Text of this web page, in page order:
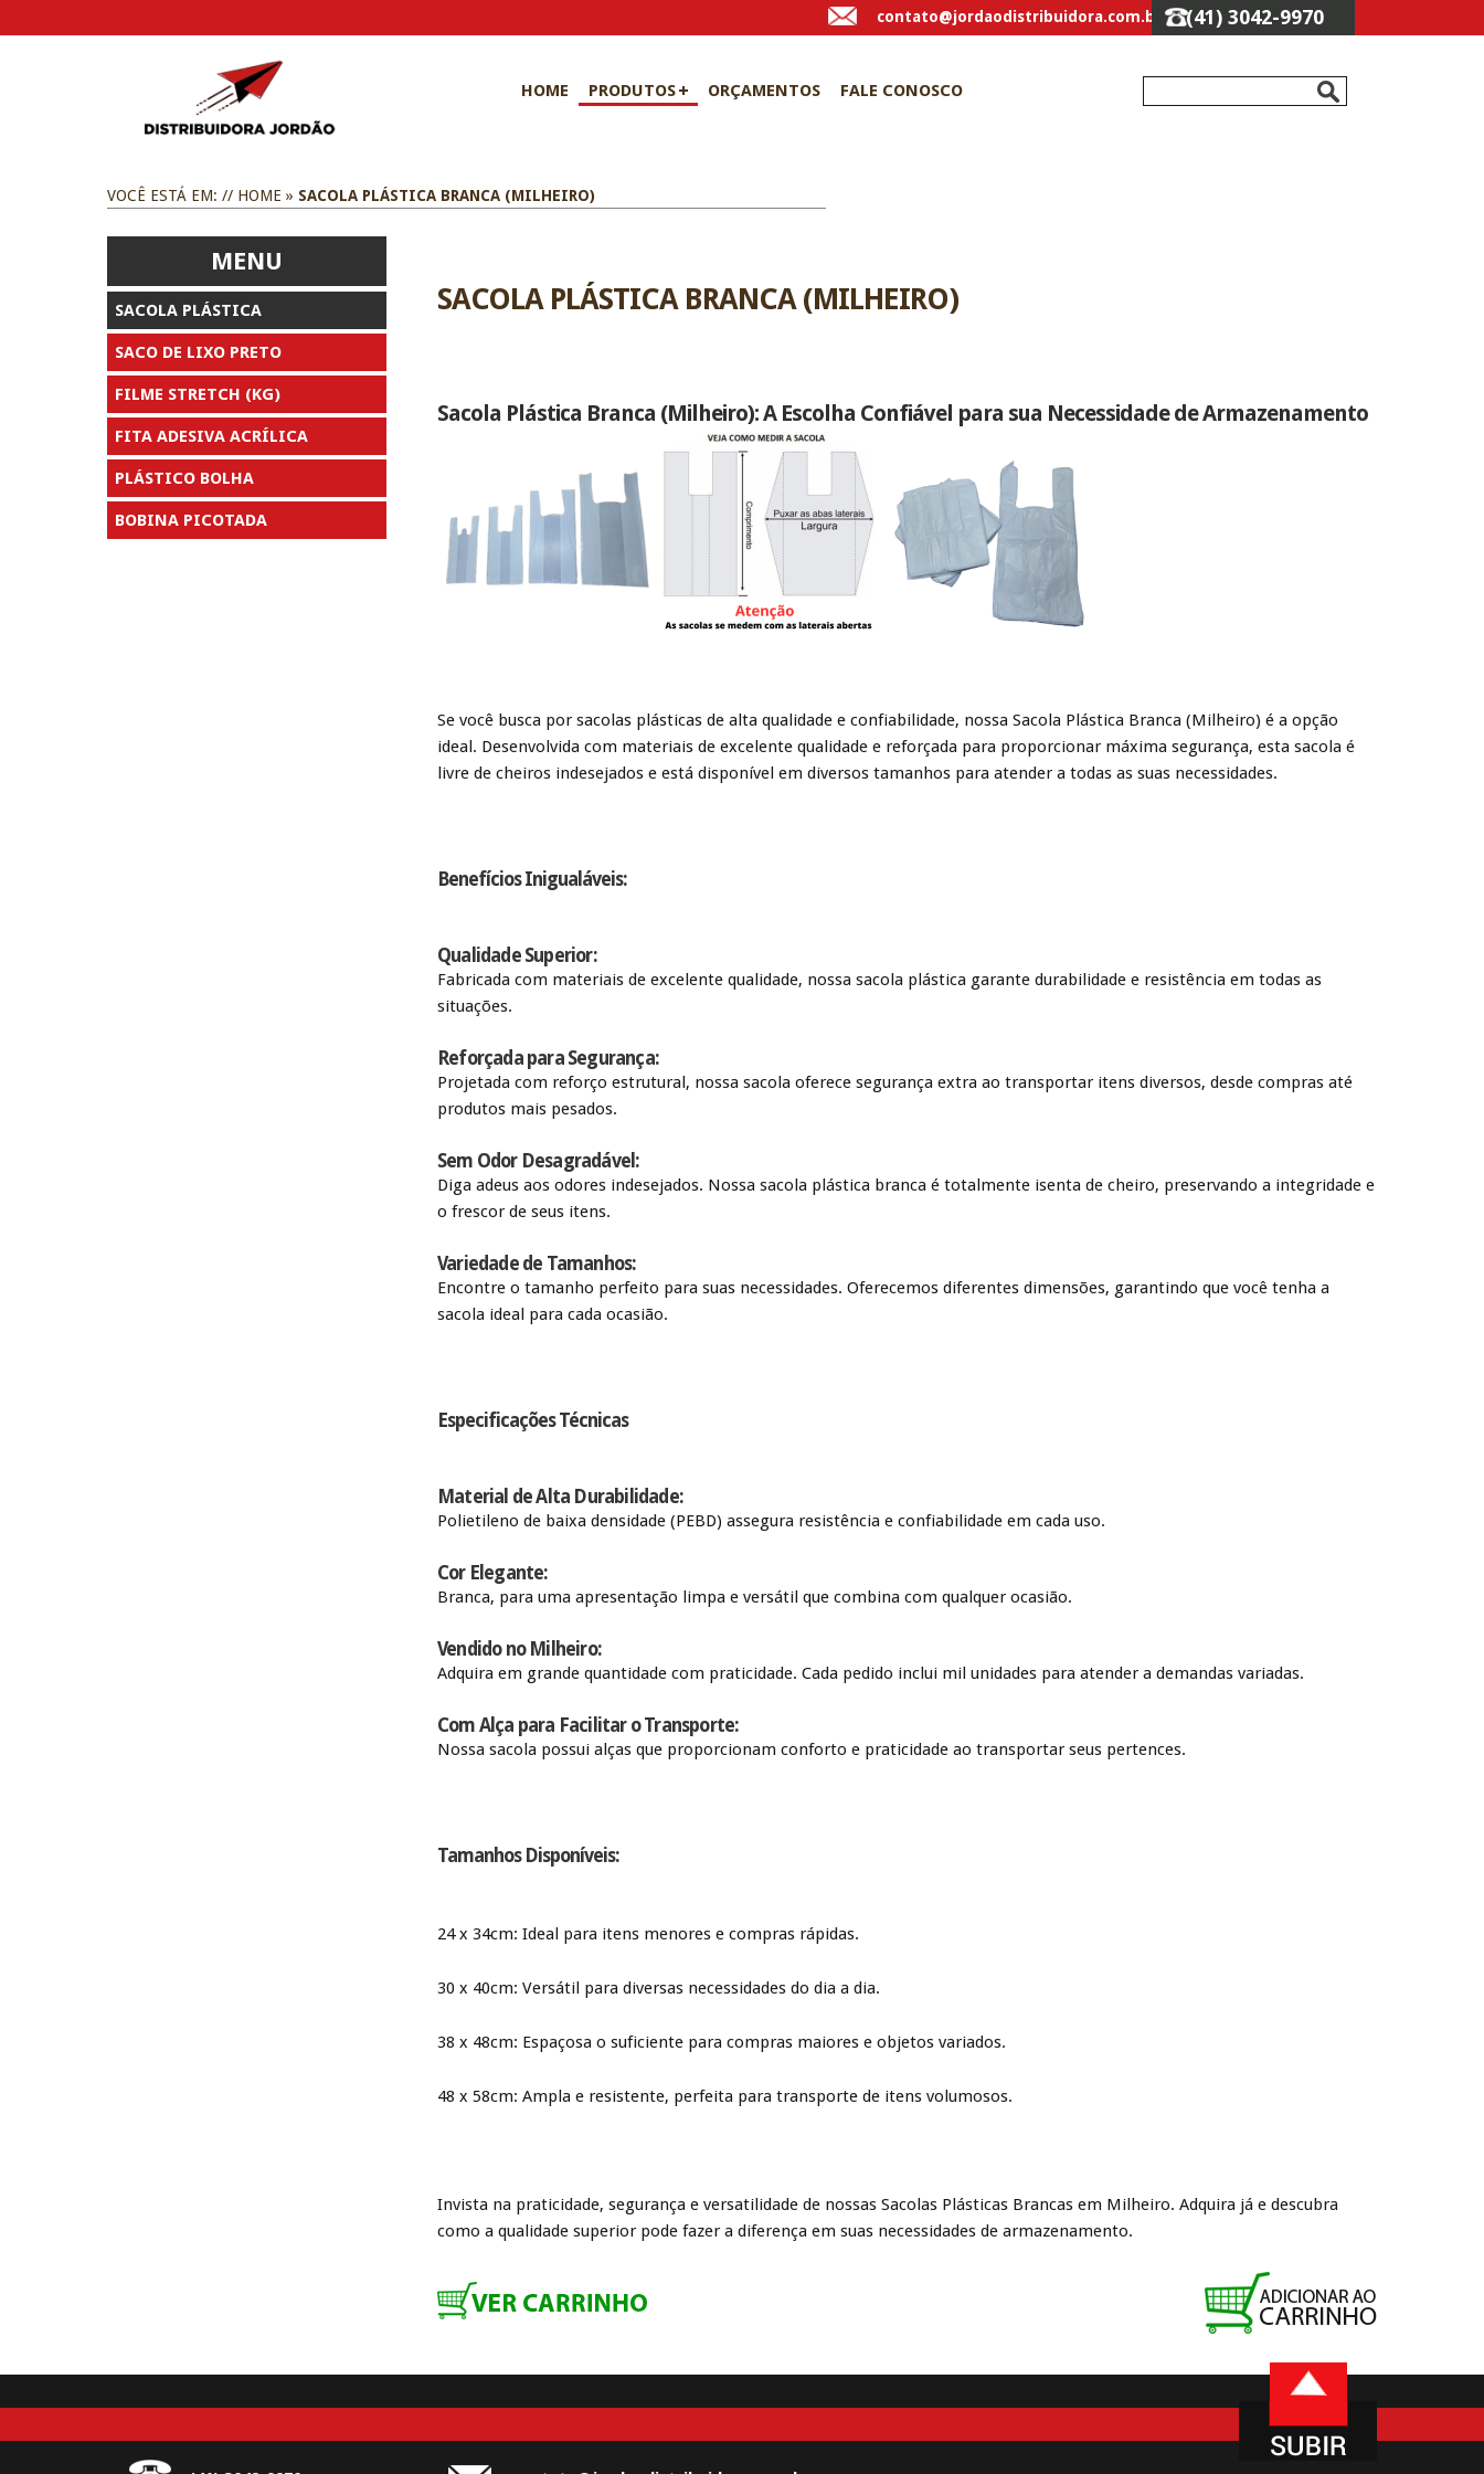
contato@jordaodistribuidora.com.br (41) 3042-9970
HOME PRODUTOS ORÇAMENTOS FALE CONOSCO
VOCÊ ESTÁ EM: // HOME » SACOLA PLÁSTICA BRANCA (MILHEIRO)
MENU
SACOLA PLÁSTICA
SACO DE LIXO PRETO
FILME STRETCH (KG)
FITA ADESIVA ACRÍLICA
PLÁSTICO BOLHA
BOBINA PICOTADA
SACOLA PLÁSTICA BRANCA (MILHEIRO)
Sacola Plástica Branca (Milheiro): A Escolha Confiável para sua Necessidade de Armazenamento
Se você busca por sacolas plásticas de alta qualidade e confiabilidade, nossa Sacola Plástica Branca (Milheiro) é a opção
ideal. Desenvolvida com materiais de excelente qualidade e reforçada para proporcionar máxima segurança, esta sacola é
livre de cheiros indesejados e está disponível em diversos tamanhos para atender a todas as suas necessidades.
Benefícios Inigualáveis:
Qualidade Superior:
Fabricada com materiais de excelente qualidade, nossa sacola plástica garante durabilidade e resistência em todas as
situações.
Reforçada para Segurança:
Projetada com reforço estrutural, nossa sacola oferece segurança extra ao transportar itens diversos, desde compras até
produtos mais pesados.
Sem Odor Desagradável:
Diga adeus aos odores indesejados. Nossa sacola plástica branca é totalmente isenta de cheiro, preservando a integridade e
o frescor de seus itens.
Variedade de Tamanhos:
Encontre o tamanho perfeito para suas necessidades. Oferecemos diferentes dimensões, garantindo que você tenha a
sacola ideal para cada ocasião.
Especificações Técnicas
Material de Alta Durabilidade:
Polietileno de baixa densidade (PEBD) assegura resistência e confiabilidade em cada uso.
Cor Elegante:
Branca, para uma apresentação limpa e versátil que combina com qualquer ocasião.
Vendido no Milheiro:
Adquira em grande quantidade com praticidade. Cada pedido inclui mil unidades para atender a demandas variadas.
Com Alça para Facilitar o Transporte:
Nossa sacola possui alças que proporcionam conforto e praticidade ao transportar seus pertences.
Tamanhos Disponíveis:
24 x 34cm: Ideal para itens menores e compras rápidas.
30 x 40cm: Versátil para diversas necessidades do dia a dia.
38 x 48cm: Espaçosa o suficiente para compras maiores e objetos variados.
48 x 58cm: Ampla e resistente, perfeita para transporte de itens volumosos.
Invista na praticidade, segurança e versatilidade de nossas Sacolas Plásticas Brancas em Milheiro. Adquira já e descubra
como a qualidade superior pode fazer a diferença em suas necessidades de armazenamento.